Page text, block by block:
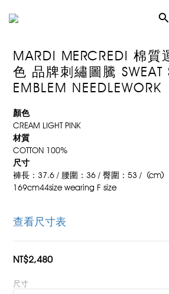
MARDI MERCREDI 棉
色 品牌刺繡圖騰 SWEAT
EMBLEM NEEDLEWORK
顏色
CREAM LIGHT PINK
材質
COTTON 100%
尺寸
褲長：37.6 / 腰圍：36 / 臀圍：53 /  (cm)
169cm44size wearing F size
查看尺寸表
NT$2,480
尺寸